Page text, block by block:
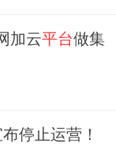
加云平台做集
停止运营！